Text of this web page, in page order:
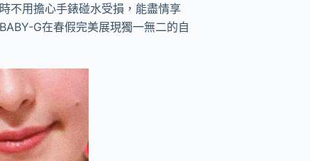
不用擔心手錶碰水受損，能盡情享
BABY-G在春假完美展現獨一無二的自